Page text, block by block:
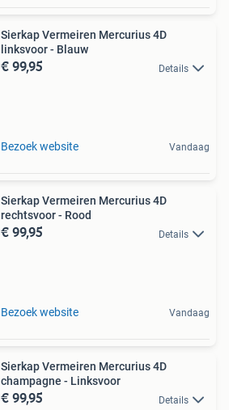
Sierkap Vermeiren Mercurius 4D
linksvoor - Blauw
€ 99,95 Details
Bezoek website Vandaag
Sierkap Vermeiren Mercurius 4D
rechtsvoor - Rood
€ 99,95 Details
Bezoek website Vandaag
Sierkap Vermeiren Mercurius 4D
champagne - Linksvoor
€ 99,95 Details